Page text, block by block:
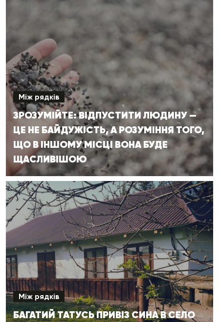
Між рядків
ЗРОЗУМІЙТЕ: ВІДПУСТИТИ ЛЮДИНУ —
ЦЕ НЕ БАЙДУЖІСТЬ, А РОЗУМІННЯ ТОГО,
ЩО В ІНШОМУ МІСЦІ ВОНА БУДЕ
ЩАСЛИВІШОЮ
Між рядків
БАГАТИЙ ТАТУСЬ ПРИВІЗ СИНА В СЕЛО